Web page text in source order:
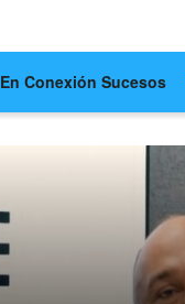
En Conexión Sucesos